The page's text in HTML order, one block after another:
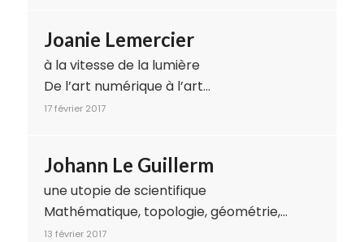
Joanie Lemercier
à la vitesse de la lumière
De l’art numérique à l’art…
17 février 2017
Johann Le Guillerm
une utopie de scientifique
Mathématique, topologie, géométrie,…
13 février 2017